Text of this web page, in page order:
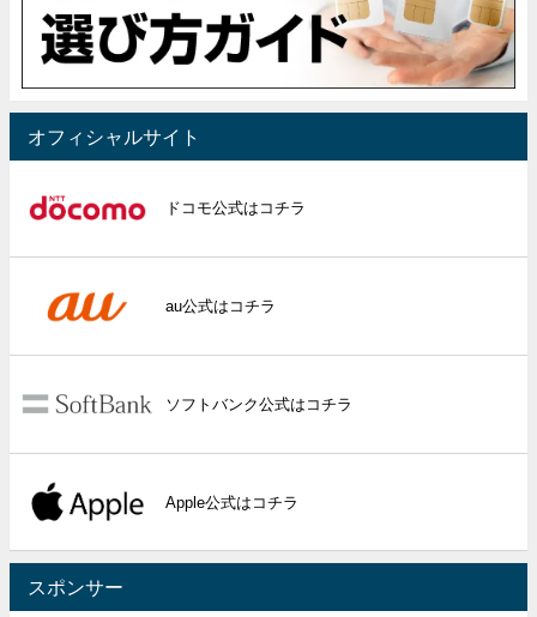
オフィシャルサイト
ドコモ公式はコチラ
au公式はコチラ
ソフトバンク公式はコチラ
Apple公式はコチラ
スポンサー